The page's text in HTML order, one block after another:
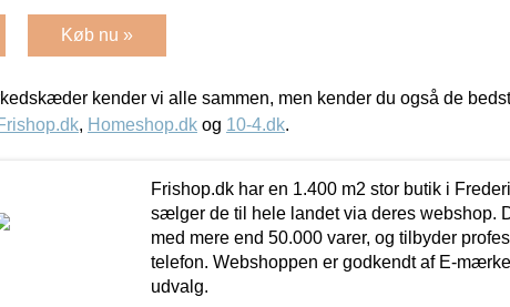
Køb nu »
kender vi alle sammen, men kender du også de
, Homeshop.dk og 10-4.dk.
Frishop.dk har en 1.400 m2 stor butik i
sælger de til hele landet via deres webshop.
med mere end 50.000 varer, og tilbyder
telefon. Webshoppen er godkendt af E-
udvalg.